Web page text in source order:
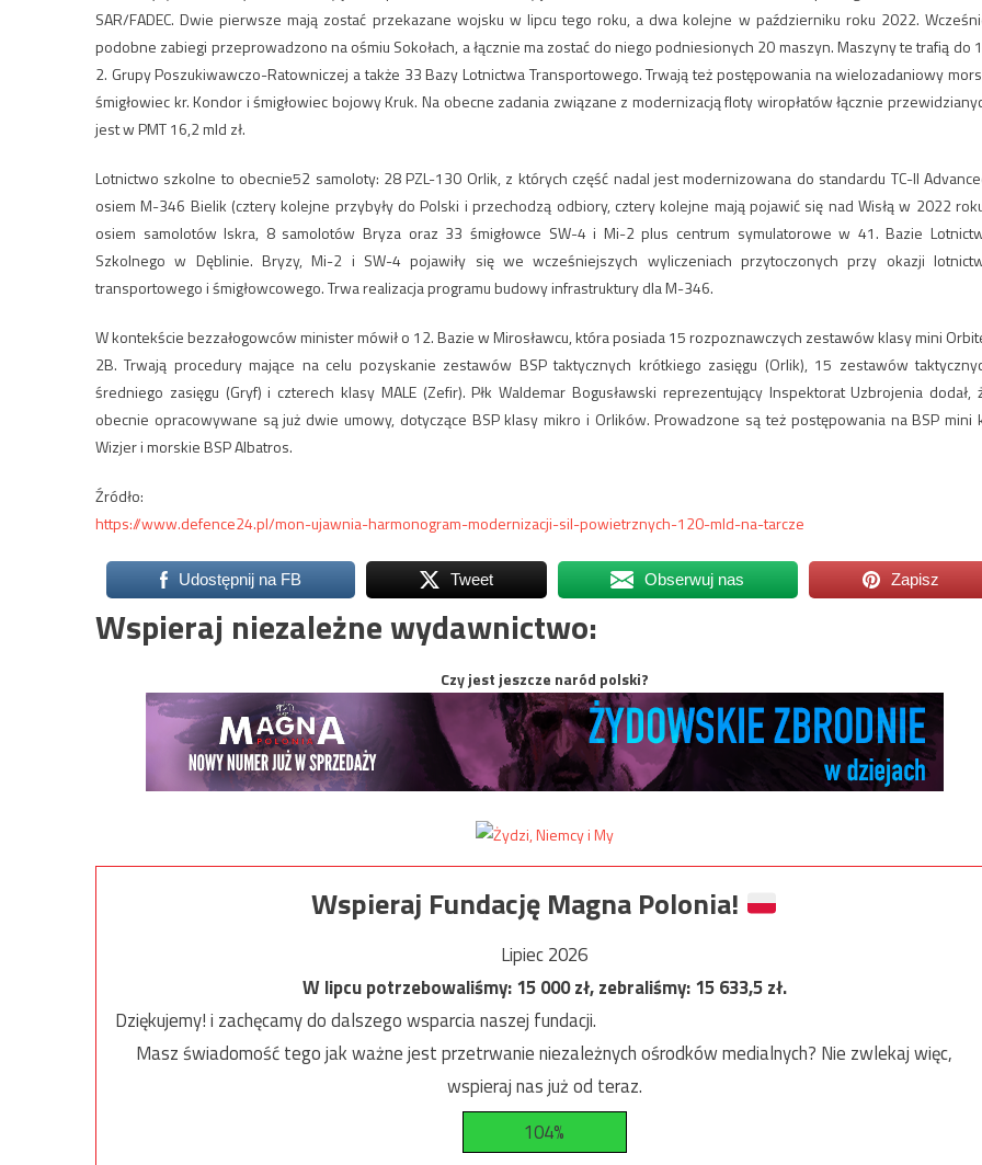
SAR/FADEC. Dwie pierwsze mają zostać przekazane wojsku w lipcu tego roku, a dwa kolejne w październiku roku 2022.
podobne zabiegi przeprowadzono na ośmiu Sokołach, a łącznie ma zostać do niego podniesionych 20 maszyn. Maszyny te trafią do
2. Grupy Poszukiwawczo-Ratowniczej a także 33 Bazy Lotnictwa Transportowego. Trwają też postępowania na wielozadaniowy
śmigłowiec kr. Kondor i śmigłowiec bojowy Kruk. Na obecne zadania związane z modernizacją floty wiropłatów łącznie
jest w PMT 16,2 mld zł.
Lotnictwo szkolne to obecnie52 samoloty: 28 PZL-130 Orlik, z których część nadal jest modernizowana do standardu TC-II
osiem M-346 Bielik (cztery kolejne przybyły do Polski i przechodzą odbiory, cztery kolejne mają pojawić się nad Wisłą w 2022
osiem samolotów Iskra, 8 samolotów Bryza oraz 33 śmigłowce SW-4 i Mi-2 plus centrum symulatorowe w 41. Bazie
Szkolnego w Dęblinie. Bryzy, Mi-2 i SW-4 pojawiły się we wcześniejszych wyliczeniach przytoczonych przy okazji
transportowego i śmigłowcowego. Trwa realizacja programu budowy infrastruktury dla M-346.
W kontekście bezzałogowców minister mówił o 12. Bazie w Mirosławcu, która posiada 15 rozpoznawczych zestawów klasy mini
2B. Trwają procedury mające na celu pozyskanie zestawów BSP taktycznych krótkiego zasięgu (Orlik), 15 zestawów
średniego zasięgu (Gryf) i czterech klasy MALE (Zefir). Płk Waldemar Bogusławski reprezentujący Inspektorat Uzbrojenia dodał,
obecnie opracowywane są już dwie umowy, dotyczące BSP klasy mikro i Orlików. Prowadzone są też postępowania na BSP mini
Wizjer i morskie BSP Albatros.
Źródło:
https://www.defence24.pl/mon-ujawnia-harmonogram-modernizacji-sil-powietrznych-120-mld-na-tarcze
Udostępnij na FB Tweet Obserwuj nas Zapisz
Wspieraj niezależne wydawnictwo:
Czy jest jeszcze naród polski?
Wspieraj Fundację Magna Polonia!
Lipiec 2026
W lipcu potrzebowaliśmy:15 000zł, zebraliśmy:15 633,5zł.
Dziękujemy! i zachęcamy do dalszego wsparcia naszej fundacji.
Masz świadomość tego jak ważne jest przetrwanie niezależnych ośrodków medialnych? Nie zwlekaj więc,
wspieraj nas już od teraz.
104%